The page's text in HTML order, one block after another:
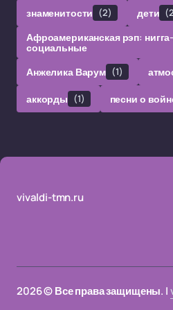
знаменитости (2) дети
Афроамериканская рэп:
социальные
Анжелика Варум (1)
аккорды (1) песни о
vivaldi-tmn.ru
2026 © Все права защищены. |